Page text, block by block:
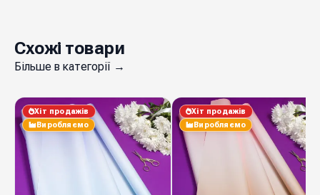
надходження, вигідні оптові ціни для
флористичних салонів, маркетів і декораторів.
Україні.
Схожі товари
Більше в категорії →
Хіт продажів
Виробляємо
Хіт продажів
Виробляємо